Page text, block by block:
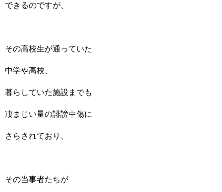
できるのですが、
その高校生が通っていた
中学や高校、
暮らしていた施設までも
凄まじい量の誹謗中傷に
さらされており、
その当事者たちが